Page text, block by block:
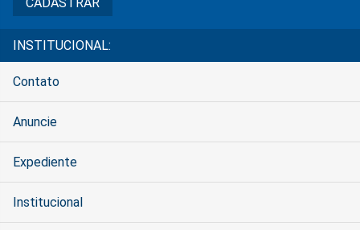
INSTITUCIONAL:
Contato
Anuncie
Expediente
Institucional